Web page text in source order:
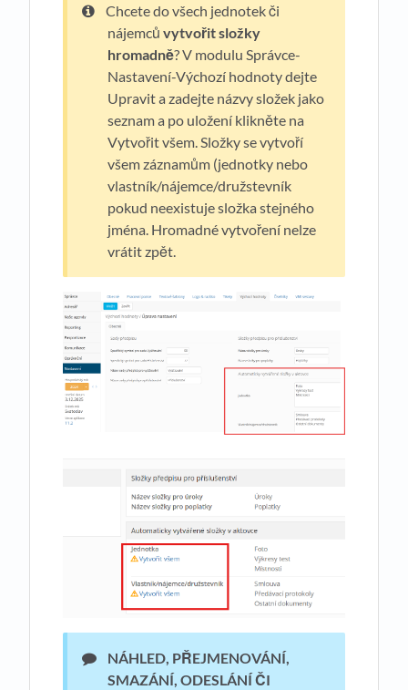
Chcete do všech jednotek či
nájemců vytvořit složky
hromadně? V modulu Správce-
Nastavení-Výchozí hodnoty dejte
Upravit a zadejte názvy složek jako
seznam a po uložení klikněte na
Vytvořit všem. Složky se vytvoří
všem záznamům (jednotky nebo
vlastník/nájemce/družstevník
pokud neexistuje složka stejného
jména. Hromadné vytvoření nelze
vrátit zpět.
NÁHLED, PŘEJMENOVÁNÍ,
SMAZÁNÍ, ODESLÁNÍ ČI